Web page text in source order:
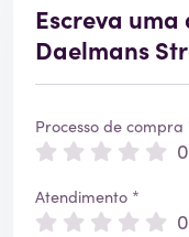
Escreva
Daelmans
Processo de compra
0
Atendimento *
0